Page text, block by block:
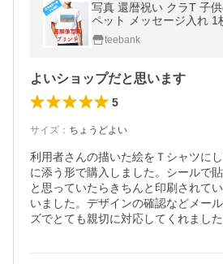
写真 還暦祝い クラT 子
ペット メッセージ入れ 1
ル プリント Tシャツ
teebank
よいショップだと思います
5
サイズ ： ちょうどよい
利用者さんの描いた絵をＴシャツに
に添う形で購入しました。シールで
と思っていたらきちんと印刷されて
いました。デザインの確認などメー
ズでとても親切に対応してくれました